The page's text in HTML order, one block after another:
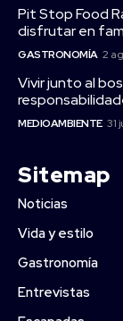
Pit Stop Food
disfrutar en
GASTRONOMÍA 2
Vivir junto al
MEDIOAMBIENTE 31
Sitemap
Noticias
Vida y estilo
Gastronomía
Entrevistas